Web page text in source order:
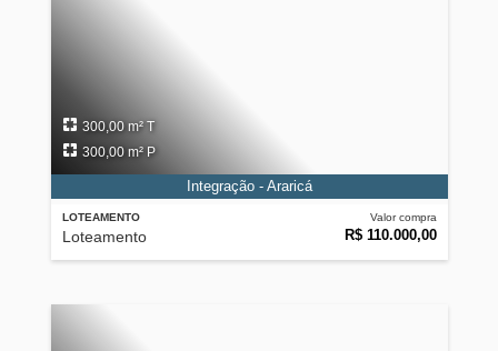
LOTEAMENTO
Loteamento
Valor compra
R$ 110.000,00
300,00 m² T
300,00 m² P
Integração - Araricá